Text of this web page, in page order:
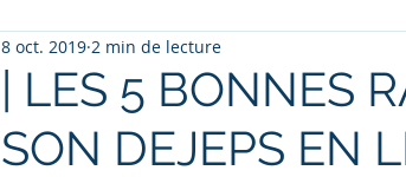
| LES 5 BONNES
SON DEJEPS EN
8 oct. 2019 2 min de lecture